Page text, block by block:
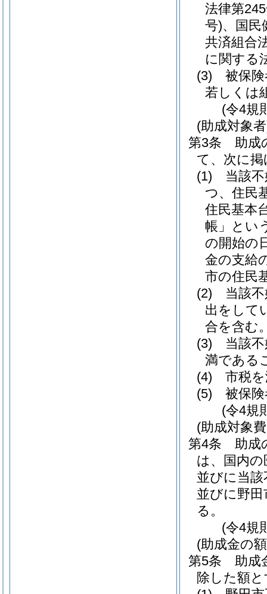
法律第
号)、国民
共済組合
に関する
(3)
被保
若しくは
(令4規
(助成対象
第3条
助成
て、次に
(1)
当該
つ、住民
住民基本
帳」とい
の開始の
金の支給
市の住民
(2)
当該
出をして
合を含む
(3)
当該
満である
(4)
市税
(5)
被保
(令4規
(助成対象
第4条
助成
は、国内
並びに当
並びに野
る。
(令4規
(助成金の
第5条
助成
除した額